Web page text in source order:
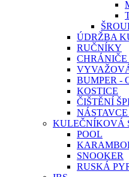
ÚDRŽBA
RUČNÍKY
BUMPER -
KOSTICE
ČIŠTĚNÍ
KULEČNÍKOVÁ
POOL
SNOOKER
RUSKÁ